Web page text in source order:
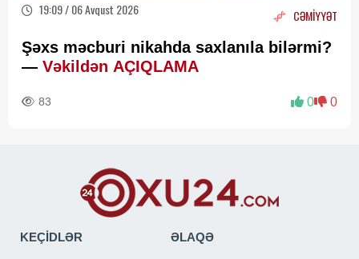
19:09 / 06 Avqust 2026 CƏMİYYƏT
Şəxs məcburi nikahda saxlanıla bilərmi?
— Vəkildən AÇIQLAMA
83 0 0
KEÇİDLƏR ƏLAQƏ